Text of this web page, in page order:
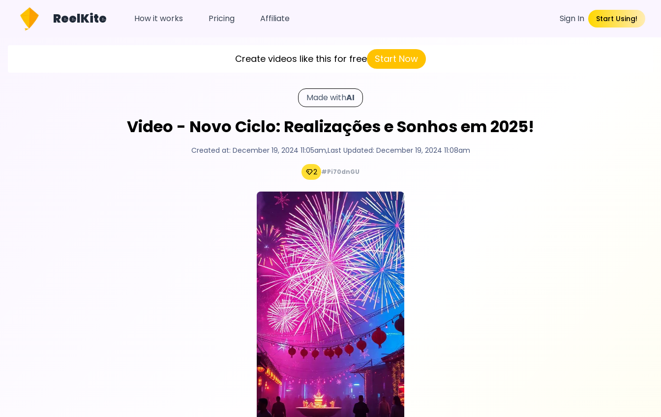
ReelKite How it works Pricing Affiliate Sign In Start Using!
Create videos like this for free Start Now
Made withAI
Video - Novo Ciclo: Realizações e Sonhos em 2025!
Created at: December 19, 2024 11:05am,Last Updated: December 19, 2024 11:08am
2 #Pi70dnGU